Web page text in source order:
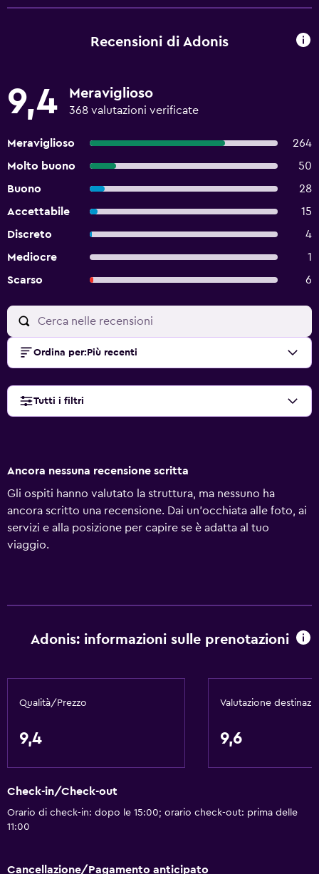
Recensioni di Adonis
9,4 Meraviglioso
368 valutazioni verificate
Meraviglioso
264
Molto buono
50
Buono
28
Accettabile
15
Discreto
4
Mediocre
1
Scarso
6
Ordina per: Più recenti
Tutti i filtri
Ancora nessuna recensione scritta
Gli ospiti hanno valutato la struttura, ma nessuno ha
ancora scritto una recensione. Dai un'occhiata alle foto, ai
servizi e alla posizione per capire se è adatta al tuo
viaggio.
Adonis: informazioni sulle prenotazioni
Qualità/Prezzo
9,4
Valutazione
9,6
Check-in/Check-out
Orario di check-in: dopo le 15:00; orario check-out: prima delle
11:00
Cancellazione/Pagamento anticipato